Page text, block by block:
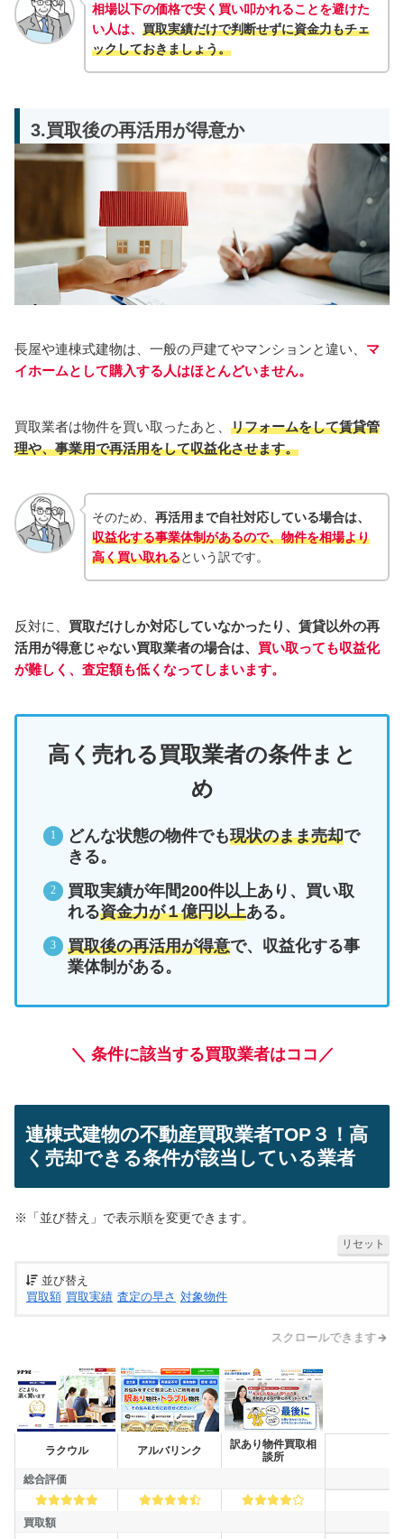
相場以下の価格で安く買い叩かれることを避けた
い人は、 買取実績だけで判断せずに資金力もチェ
ックしておきましょう。
3.買取後の再活用が得意か
長屋や連棟式建物は、一般の戸建てやマンションと違い、 マ
イホームとして購入する人はほとんどいません。
買取業者は物件を買い取ったあと、 リフォームをして賃貸管
理や、事業用で再活用をして収益化させます。
そのため、 再活用まで自社対応している場合は、
収益化する事業体制があるので、物件を相場より
高く買い取れるという訳です。
反対に、 買取だけしか対応していなかったり、賃貸以外の再
活用が得意じゃない買取業者の場合は、 買い取っても収益化
が難しく、査定額も低くなってしまいます。
高く売れる買取業者の条件まと
め
どんな状態の物件でも現状のまま売却で
きる。
買取実績が年間200件以上あり、買い取
れる資金力が１億円以上ある。
買取後の再活用が得意で、収益化する事
業体制がある。
＼ 条件に該当する買取業者はココ／
連棟式建物の不動産買取業者TOP３！高
く売却できる条件が該当している業者
※「並び替え」で表示順を変更できます。
リセット
並び替え
買取額 買取実績 査定の早さ 対象物件
スクロールできます
買取業者
総合評価
総合評価
買取額
ラクウル アルバリンク
訳あり物件買取相
談所